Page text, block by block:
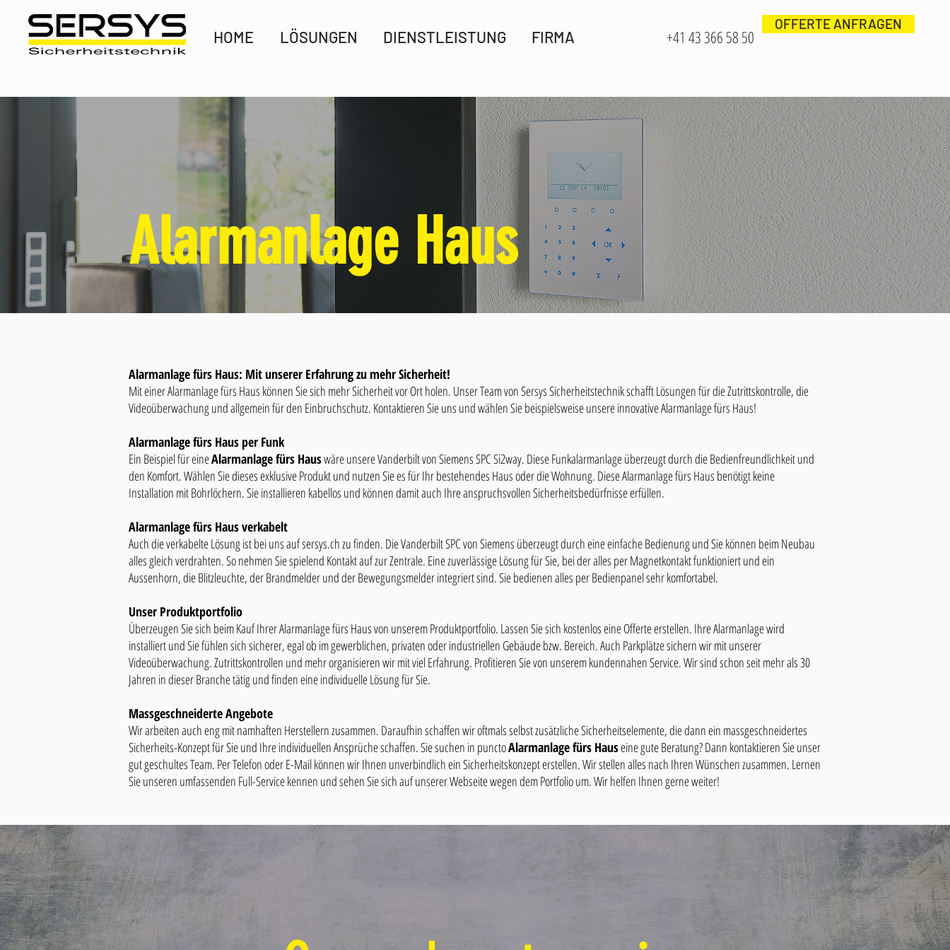
OFFERTE ANFRAGEN
HOME LÖSUNGEN DIENSTLEISTUNG FIRMA +41 43 366 58 50
Alarmanlage Haus
Alarmanlage fürs Haus: Mit unserer Erfahrung zu mehr Sicherheit!
Mit einer Alarmanlage fürs Haus können Sie sich mehr Sicherheit vor Ort holen. Unser Team von Sersys Sicherheitstechnik schafft Lösungen für die Zutrittskontrolle, die
Videoüberwachung und allgemein für den Einbruchschutz. Kontaktieren Sie uns und wählen Sie beispielsweise unsere innovative Alarmanlage fürs Haus!
Alarmanlage fürs Haus per Funk
Ein Beispiel für eineAlarmanlage fürs Hauswäre unsere Vanderbilt von Siemens SPC Si2way. Diese Funkalarmanlage überzeugt durch die Bedienfreundlichkeit und
den Komfort. Wählen Sie dieses exklusive Produkt und nutzen Sie es für Ihr bestehendes Haus oder die Wohnung. Diese Alarmanlage fürs Haus benötigt keine
Installation mit Bohrlöchern. Sie installieren kabellos und können damit auch Ihre anspruchsvollen Sicherheitsbedürfnisse erfüllen.
Alarmanlage fürs Haus verkabelt
Auch die verkabelte Lösung ist bei uns auf sersys.ch zu finden. Die Vanderbilt SPC von Siemens überzeugt durch eine einfache Bedienung und Sie können beim Neubau
alles gleich verdrahten. So nehmen Sie spielend Kontakt auf zur Zentrale. Eine zuverlässige Lösung für Sie, bei der alles per Magnetkontakt funktioniert und ein
Aussenhorn, die Blitzleuchte, der Brandmelder und der Bewegungsmelder integriert sind. Sie bedienen alles per Bedienpanel sehr komfortabel.
Unser Produktportfolio
Überzeugen Sie sich beim Kauf Ihrer Alarmanlage fürs Haus von unserem Produktportfolio. Lassen Sie sich kostenlos eine Offerte erstellen. Ihre Alarmanlage wird
installiert und Sie fühlen sich sicherer, egal ob im gewerblichen, privaten oder industriellen Gebäude bzw. Bereich. Auch Parkplätze sichern wir mit unserer
Videoüberwachung. Zutrittskontrollen und mehr organisieren wir mit viel Erfahrung. Profitieren Sie von unserem kundennahen Service. Wir sind schon seit mehr als 30
Jahren in dieser Branche tätig und finden eine individuelle Lösung für Sie.
Massgeschneiderte Angebote
Wir arbeiten auch eng mit namhaften Herstellern zusammen. Daraufhin schaffen wir oftmals selbst zusätzliche Sicherheitselemente, die dann ein massgeschneidertes
Sicherheits-Konzept für Sie und Ihre individuellen Ansprüche schaffen. Sie suchen in punctoAlarmanlage fürs Hauseine gute Beratung? Dann kontaktieren Sie unser
gut geschultes Team. Per Telefon oder E-Mail können wir Ihnen unverbindlich ein Sicherheitskonzept erstellen. Wir stellen alles nach Ihren Wünschen zusammen. Lernen
Sie unseren umfassenden Full-Service kennen und sehen Sie sich auf unserer Webseite wegen dem Portfolio um. Wir helfen Ihnen gerne weiter!